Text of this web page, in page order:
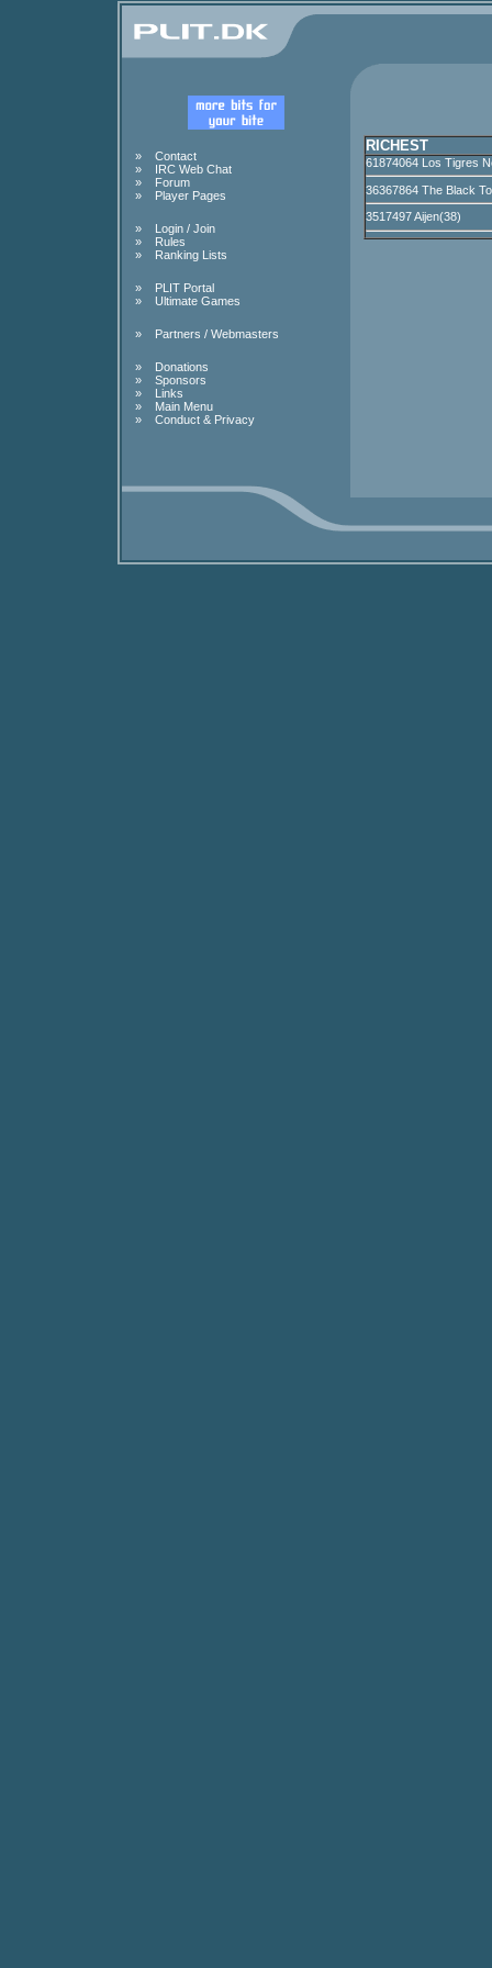
»
Contact
»
IRC Web Chat
»
Forum
»
Player Pages
»
Login / Join
»
Rules
»
Ranking Lists
»
PLIT Portal
»
Ultimate Games
» Partners / Webmasters
»
Donations
»
Sponsors
»
Links
»
Main Menu
»
Conduct & Privacy
RICHEST
61874064 Los Tigres
36367864 The Black
3517497 Aijen(38)